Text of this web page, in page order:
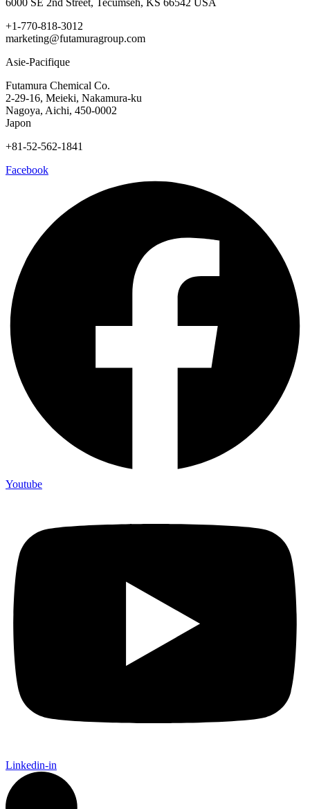
6000 SE 2nd Street, Tecumseh, KS 66542 USA
+1-770-818-3012
marketing@futamuragroup.com
Asie-Pacifique
Futamura Chemical Co.
2-29-16, Meieki, Nakamura-ku
Nagoya, Aichi, 450-0002
Japon
+81-52-562-1841
Facebook
Youtube
Linkedin-in